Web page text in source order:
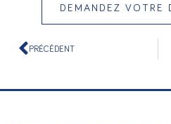
DEMANDEZ VOTRE
PRÉCÉDENT